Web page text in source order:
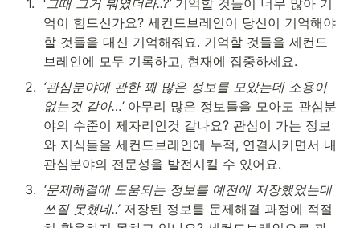
억이 힘드신가요? 세컨드브레인이 당신이 기억해야
할 것들을 대신 기억해줘요. 기억할 것들을 세컨드
브레인에 모두 기록하고, 현재에 집중하세요.
2. ‘관심분야에 관한 꽤 많은 정보를 모았는데 소용이
없는것 같아…’ 아무리 많은 정보들을 모아도 관심분
야의 수준이 제자리인것 같나요? 관심이 가는 정보
와 지식들을 세컨드브레인에 누적, 연결시키면서 내
관심분야의 전문성을 발전시킬 수 있어요.
3. ‘문제해결에 도움되는 정보를 예전에 저장했었는데
쓰질 못했네..’ 저장된 정보를 문제해결 과정에 적절